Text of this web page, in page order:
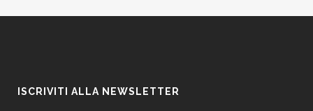
ISCRIVITI ALLA NEWSLETTER